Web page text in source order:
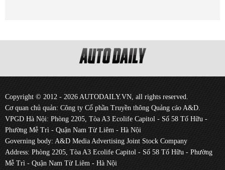
Copyright © 2012 - 2026 AUTODAILY.VN, all rights reserved.
Cơ quan chủ quản: Công ty Cổ phần Truyền thông Quảng cáo A&D.
VPGD Hà Nội: Phòng 2205, Tòa A3 Ecolife Capitol - Số 58 Tố Hữu -
Phường Mễ Trì - Quận Nam Từ Liêm - Hà Nội
Governing body: A&D Media Advertising Joint Stock Company
Address: Phòng 2205, Tòa A3 Ecolife Capitol - Số 58 Tố Hữu - Phường
Mễ Trì - Quận Nam Từ Liêm - Hà Nội